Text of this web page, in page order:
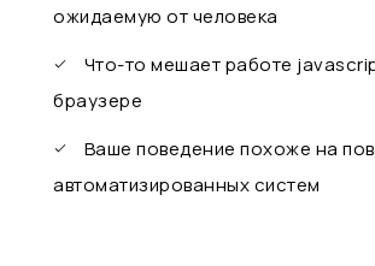
ожидаемую от человека
Что-то мешает работе
браузере
Ваше поведение похоже на
автоматизированных систем